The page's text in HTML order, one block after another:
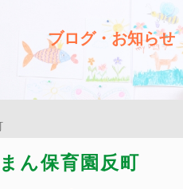
ブログ・お知らせ
ん保育園反町